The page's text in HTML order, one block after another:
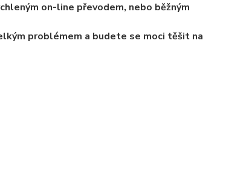
on-line převodem, nebo běžným
problémem a budete se moci těšit na